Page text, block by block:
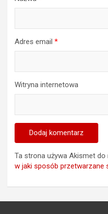
Adres email *
Witryna internetowa
Ta strona używa Akismet do
w jaki sposób przetwarzane